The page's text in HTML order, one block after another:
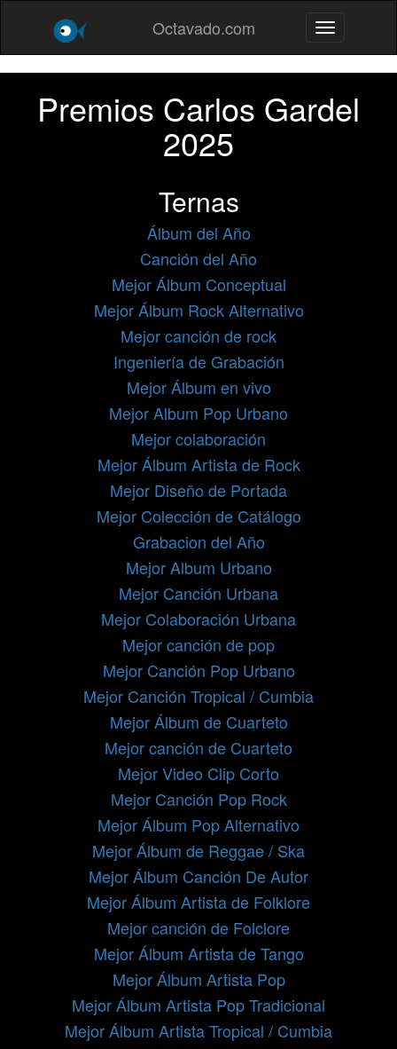
Octavado.com Toggle
Premios Carlos Gardel
2025
Ternas
Álbum del Año
Canción del Año
Mejor Álbum Conceptual
Mejor Álbum Rock Alternativo
Mejor canción de rock
Ingeniería de Grabación
Mejor Álbum en vivo
Mejor Album Pop Urbano
Mejor colaboración
Mejor Álbum Artista de Rock
Mejor Diseño de Portada
Mejor Colección de Catálogo
Grabacion del Año
Mejor Album Urbano
Mejor Canción Urbana
Mejor Colaboración Urbana
Mejor canción de pop
Mejor Canción Pop Urbano
Mejor Canción Tropical / Cumbia
Mejor Álbum de Cuarteto
Mejor canción de Cuarteto
Mejor Video Clip Corto
Mejor Canción Pop Rock
Mejor Álbum Pop Alternativo
Mejor Álbum de Reggae / Ska
Mejor Álbum Canción De Autor
Mejor Álbum Artista de Folklore
Mejor canción de Folclore
Mejor Álbum Artista de Tango
Mejor Álbum Artista Pop
Mejor Álbum Artista Pop Tradicional
Mejor Álbum Artista Tropical / Cumbia